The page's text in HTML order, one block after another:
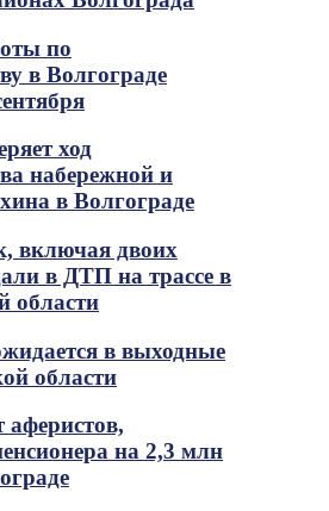
по
в Волгограде
ход
набережной и
в Волгограде
включая двоих
в ДТП на трассе в
области
в выходные
области
на 2,3 млн